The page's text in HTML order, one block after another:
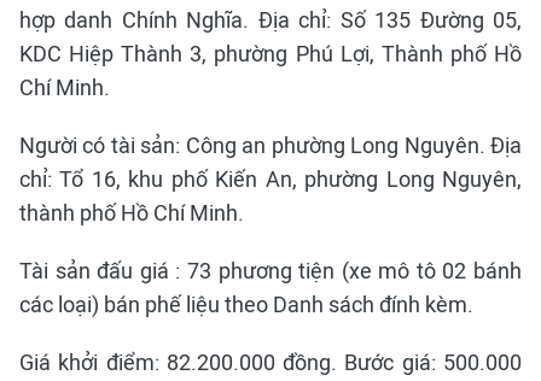
hợp danh Chính Nghĩa. Địa chỉ: Số 135 Đường 05,
KDC Hiệp Thành 3, phường Phú Lợi, Thành phố Hồ
Chí Minh.
Người có tài sản: Công an phường Long Nguyên. Địa
chỉ: Tổ 16, khu phố Kiến An, phường Long Nguyên,
thành phố Hồ Chí Minh.
Tài sản đấu giá : 73 phương tiện (xe mô tô 02 bánh
các loại) bán phế liệu theo Danh sách đính kèm.
Giá khởi điểm: 82.200.000 đồng. Bước giá: 500.000